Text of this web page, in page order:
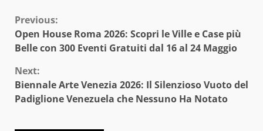
Continue
Reading
Previous:
Open House Roma 2026: Scopri le Ville e Case più
Belle con 300 Eventi Gratuiti dal 16 al 24 Maggio
Next:
Biennale Arte Venezia 2026: Il Silenzioso Vuoto del
Padiglione Venezuela che Nessuno Ha Notato